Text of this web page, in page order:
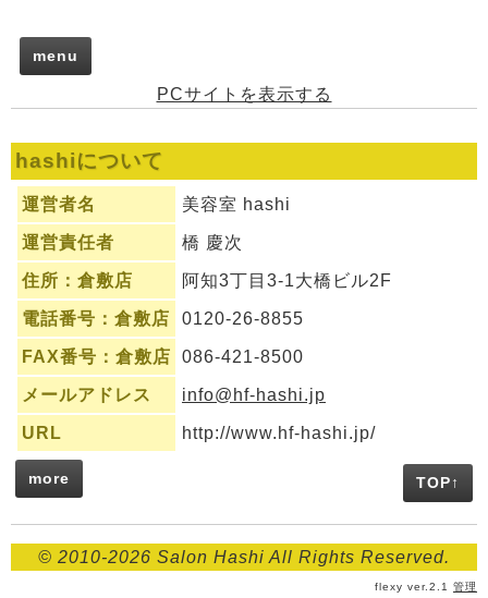
menu
Room:店舗案内
Access:アクセスマップ
Service:お得なサービス
Q&A:よくある質問と回答
PCサイトを表示する
hashiについて
運営者名 美容室 hashi
運営責任者 橋 慶次
住所：倉敷店 阿知3丁目3-1大橋ビル2F
電話番号：倉敷店 0120-26-8855
FAX番号：倉敷店 086-421-8500
メールアドレス info@hf-hashi.jp
URL http://www.hf-hashi.jp/
TOP↑
more
Price:料金表
hashiについて
© 2010-2026 Salon Hashi All Rights Reserved.
flexy ver.2.1 管理